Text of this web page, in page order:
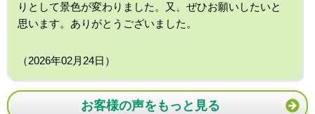
りとして景色が変わりました。又、ぜひお願いしたいと
思います。ありがとうございました。
（2026年02月24日）
お客様の声をもっと見る